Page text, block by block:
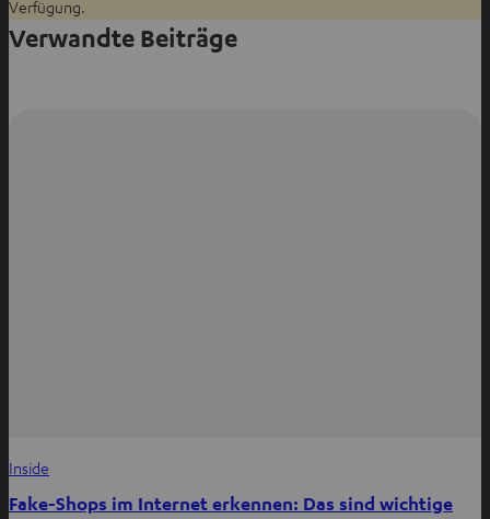
Verfügung.
Verwandte Beiträge
Inside
Fake-Shops im Internet erkennen: Das sind wichtige